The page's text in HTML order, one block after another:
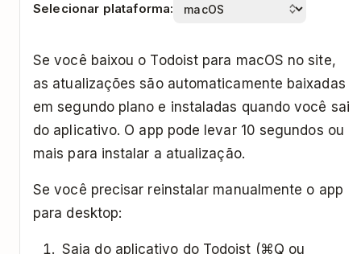
Selecionar plataforma:
Se você baixou o Todoist para macOS no site,
as atualizações são automaticamente baixadas
em segundo plano e instaladas quando você sai
do aplicativo. O app pode levar 10 segundos ou
mais para instalar a atualização.
Se você precisar reinstalar manualmente o app
para desktop:
Saia do aplicativo do Todoist (⌘Q ou